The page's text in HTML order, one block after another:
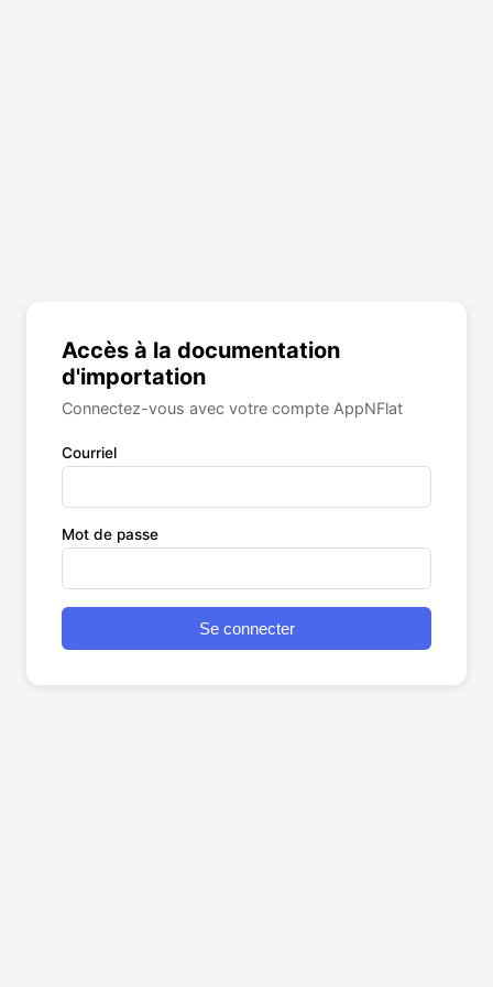
Accès à la documentation
d'importation
Connectez-vous avec votre compte AppNFlat
Courriel
Mot de passe
Se connecter